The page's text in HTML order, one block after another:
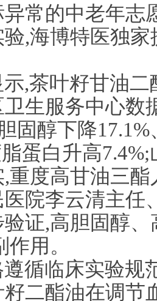
常的中老年志
,海博特医独
,茶叶籽甘油
生服务中心数
固醇下降
蛋白升高
重度高甘油三
医院李云清主任
证,高胆固醇
用。
循临床实验规
二酯油在调节